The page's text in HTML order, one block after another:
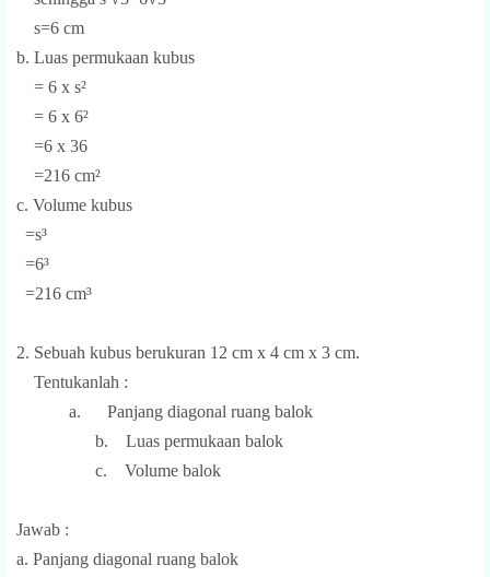
s=6 cm
b. Luas permukaan kubus
= 6 x s²
= 6 x 6²
=6 x 36
=216 cm²
c. Volume kubus
=s³
=6³
=216 cm³
2. Sebuah kubus berukuran 12 cm x 4 cm x 3 cm.
Tentukanlah :
a.
Panjang diagonal ruang balok
b. Luas permukaan balok
c. Volume balok
Jawab :
a. Panjang diagonal ruang balok